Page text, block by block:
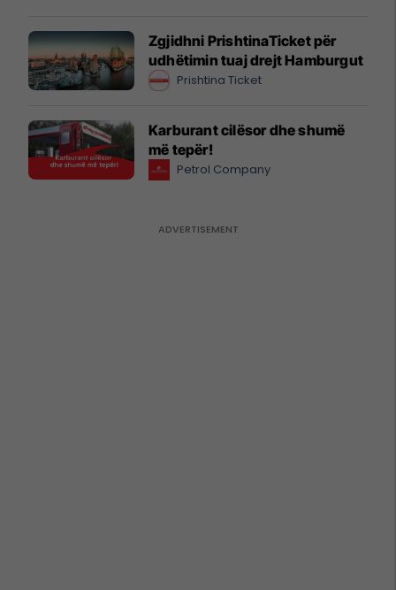
Zgjidhni PrishtinaTicket për
udhëtimin tuaj drejt Hamburgut
Prishtina Ticket
Karburant cilësor dhe shumë
më tepër!
Petrol Company